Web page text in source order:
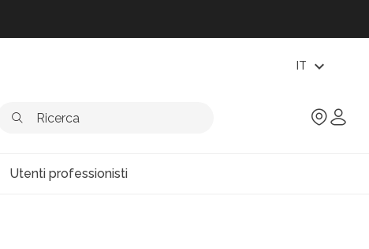
IT expand_more
Utenti professionisti